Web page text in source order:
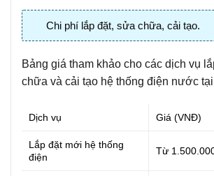
Chi phí lắp đặt, sửa chữa, cải tạo.
Bảng giá tham khảo cho các dịch vụ
chữa và cải tạo hệ thống điện nước tại
Dịch vụ Giá (VNĐ)
Lắp đặt mới hệ thống
điện
Từ